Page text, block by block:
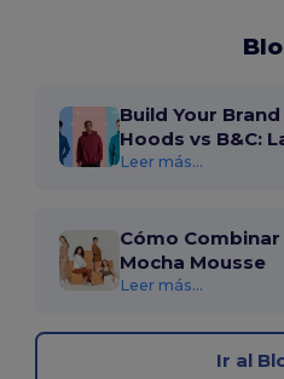
Build Your
Hoods vs B&C:
Leer más...
Cómo
Mocha Mousse
Leer más...
Ir al